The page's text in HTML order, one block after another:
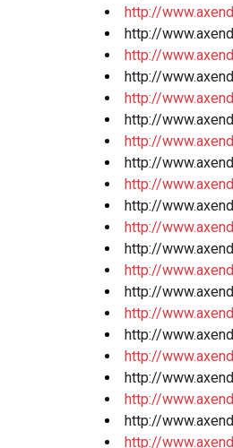
http://
http://
http://
http://
http://
http://
http://
http://
http://
http://
http://
http://
http://
http://
http://
http://
http://
http://
http://
http://
http://